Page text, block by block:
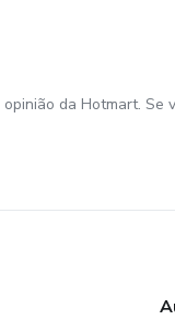
da Hotmart. Se